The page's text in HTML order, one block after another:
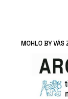
MOHLO BY VÁS